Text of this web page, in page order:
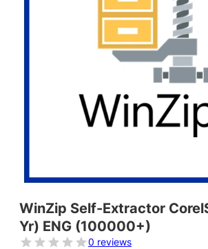
WinZip Self-Extractor
Yr) ENG (100000+)
0 reviews